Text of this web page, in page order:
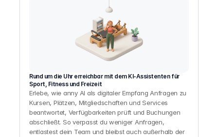
Rund um die Uhr erreichbar mit dem KI-Assistenten für
Sport, Fitness und Freizeit
Erlebe, wie anny AI als digitaler Empfang Anfragen zu
Kursen, Plätzen, Mitgliedschaften und Services
beantwortet, Verfügbarkeiten prüft und Buchungen
abschließt. So verpasst du weniger Anfragen,
entlastest dein Team und bleibst auch außerhalb der